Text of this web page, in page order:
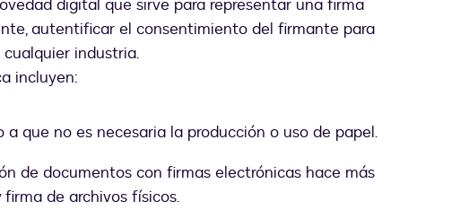
digital que sirve para representar una firma
autentificar el consentimiento del firmante para
industria.
incluyen:
a que no es necesaria la producción o uso de papel.
de documentos con firmas electrónicas hace más
de archivos físicos.